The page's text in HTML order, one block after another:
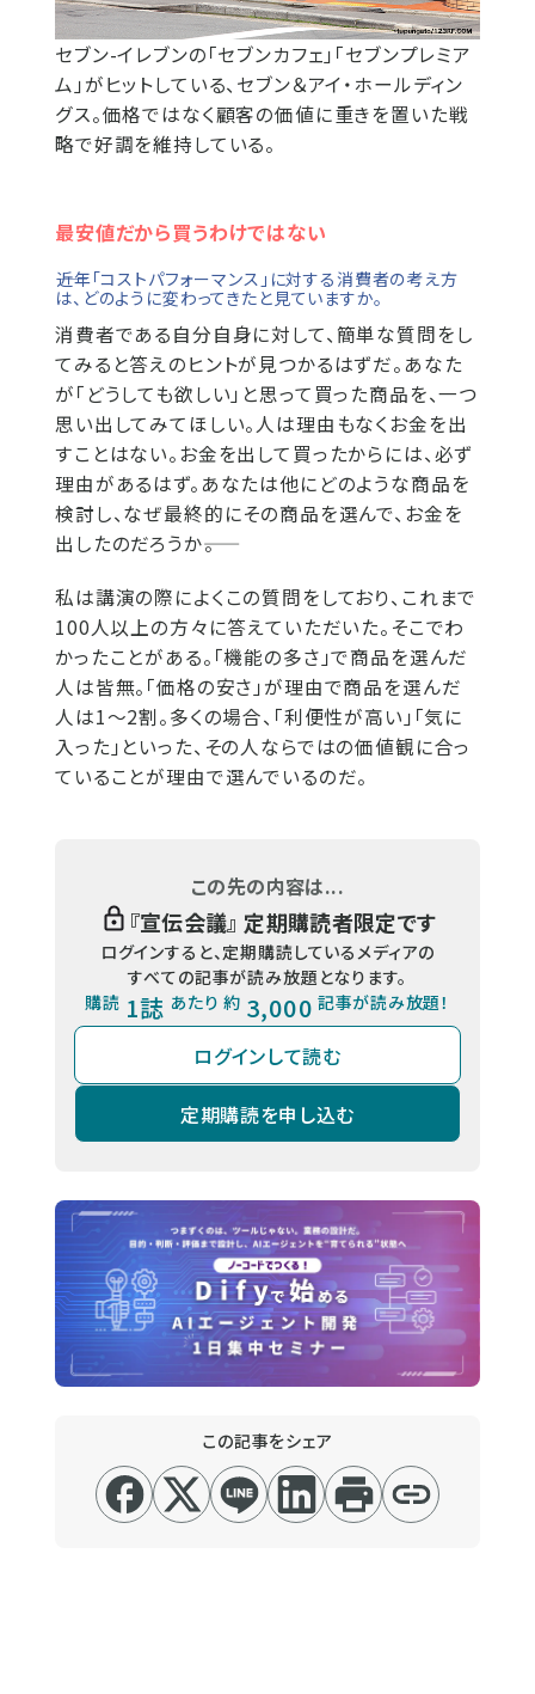
セブン-イレブンの「セブンカフェ」「セブンプレミア
ム」がヒットしている、セブン＆アイ・ホールディン
グス。価格ではなく顧客の価値に重きを置いた戦
略で好調を維持している。
最安値だから買うわけではない
――近年「コストパフォーマンス」に対する消費者の考え方
は、どのように変わってきたと見ていますか。
消費者である自分自身に対して、簡単な質問をし
てみると答えのヒントが見つかるはずだ。あなた
が「どうしても欲しい」と思って買った商品を、一つ
思い出してみてほしい。人は理由もなくお金を出
すことはない。お金を出して買ったからには、必ず
理由があるはず。あなたは他にどのような商品を
検討し、なぜ最終的にその商品を選んで、お金を
出したのだろうか――。
私は講演の際によくこの質問をしており、これまで
100人以上の方々に答えていただいた。そこでわ
かったことがある。「機能の多さ」で商品を選んだ
人は皆無。「価格の安さ」が理由で商品を選んだ
人は1～2割。多くの場合、「利便性が高い」「気に
入った」といった、その人ならではの価値観に合っ
ていることが理由で選んでいるのだ。
この先の内容は...
『宣伝会議』 定期購読者限定です
ログインすると、定期購読しているメディアの
すべての記事が読み放題となります。
購読 1誌 あたり 約 3,000 記事が読み放題！
ログインして読む
定期購読を申し込む
この記事をシェア